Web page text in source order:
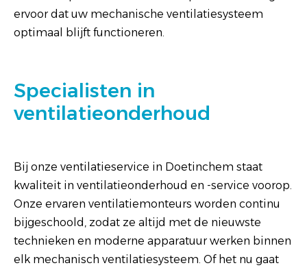
ervoor dat uw mechanische ventilatiesysteem
optimaal blijft functioneren.
Specialisten in
ventilatieonderhoud
Bij onze ventilatieservice in Doetinchem staat
kwaliteit in ventilatieonderhoud en -service voorop.
Onze ervaren ventilatiemonteurs worden continu
bijgeschoold, zodat ze altijd met de nieuwste
technieken en moderne apparatuur werken binnen
elk mechanisch ventilatiesysteem. Of het nu gaat